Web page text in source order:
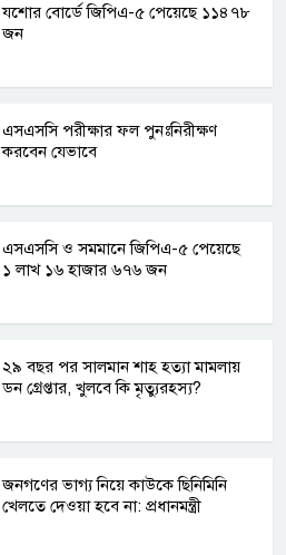
যশোর বোর্ডে জিপিএ-৫ পেয়েছে ১১৪৭৮
জন
এসএসসি পরীক্ষার ফল পুনঃনিরীক্ষণ
করবেন যেভাবে
এসএসসি ও সমমানে জিপিএ-৫ পেয়েছে
১ লাখ ১৬ হাজার ৬৭৬ জন
২৯ বছর পর সালমান শাহ হত্যা মামলায়
ডন গ্রেপ্তার, খুলবে কি মৃত্যুরহস্য?
জনগণের ভাগ্য নিয়ে কাউকে ছিনিমিনি
খেলতে দেওয়া হবে না: প্রধানমন্ত্রী